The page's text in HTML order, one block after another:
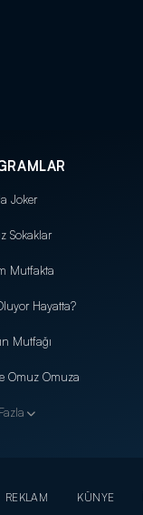
Joker
Sokaklar
Mutfakta
Hayatta?
Mutfağı
Omuz Omuza
REKLAM KÜNYE